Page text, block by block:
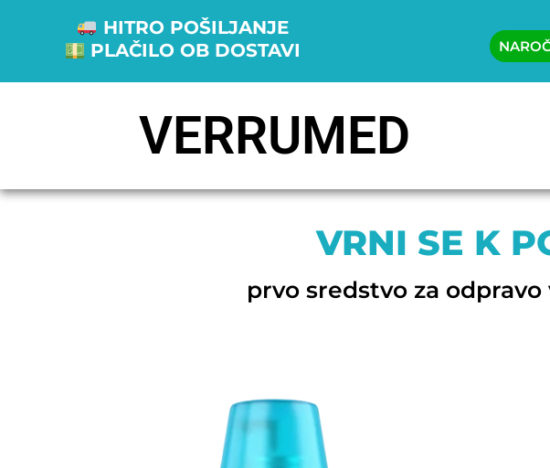
HITRO POŠILJANJE
PLAČILO OB DOSTAVI
VERRUMED
VRNI SE K
prvo sredstvo za